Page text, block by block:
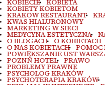
KOBIECIE KOBIETA
KOBIETY KOBIETOM
KRAKOW RESTAURANT
KWAS HIALURONOWY
MARKETING W SIECI
MEDYCYNA ESTETYCZNA
O BLOGACH O KOBIETACH
O NAS KOBIETACH POMOC
POWIĘKSZANIE UST
POZNŃ HOTEL PRAWO
PROBLEMY PRAWNE
PSYCHOLOG KRAKÓW
PSYCHOTERAPIA KRAKÓW